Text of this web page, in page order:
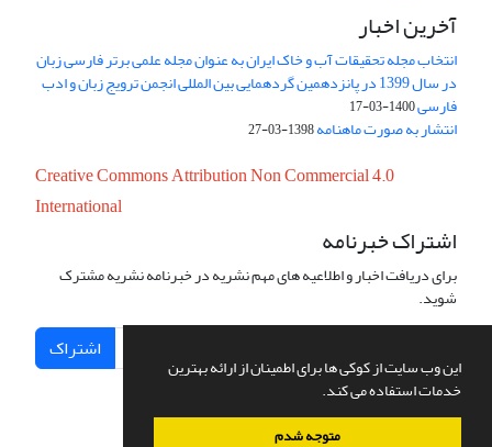
این وب سایت از کوکی ها برای اطمینان از ارائه بهترین
خدمات استفاده می کند.
متوجه شدم
آخرین اخبار
انتخاب مجله تحقیقات آب و خاک ایران به عنوان مجله علمی برتر فارسی زبان
در سال 1399 در پانزدهمین گردهمایی بین المللی انجمن ترویج زبان و ادب
فارسی1400-03-17
انتشار به صورت ماهنامه1398-03-27
Creative Commons Attribution Non Commercial 4.0
International
اشتراک خبرنامه
برای دریافت اخبار و اطلاعیه های مهم نشریه در خبرنامه نشریه مشترک
شوید.
اشتراک